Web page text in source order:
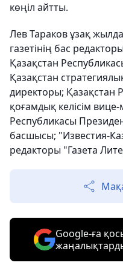
көңіл айтты.
Лев Тараков ұзақ
газетінің бас
Қазақстан
Қазақстан
директоры; Қазақстан
қоғамдық келісім
Республикасы
басшысы; "Известия-
редакторы "Газета
Google-ға